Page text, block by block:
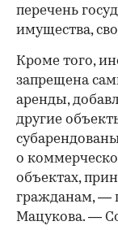
перечень
имущества,
Кроме того,
запрещена
аренды,
другие
о
объектах,
гражданам, —
Мацукова. —